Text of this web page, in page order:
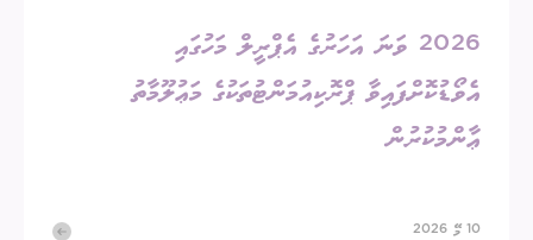
2026 ވަނަ އަހަރުގެ އެޕްރީލް މަހުގައި
އެވޯޑުކޮށްފައިވާ ޕްރޮކިއުމަންޓުތަކުގެ މަޢުލޫމާތު
ޢާންމުކުރުން
10 މޭ 2026